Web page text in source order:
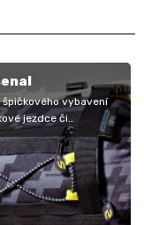
vybavení
jezdce či